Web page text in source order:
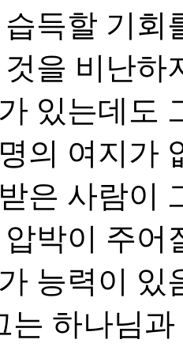
득할 기회
을 비난하
있는데도
의 여지가
은 사람이
박이 주어
능력이
는 하나님